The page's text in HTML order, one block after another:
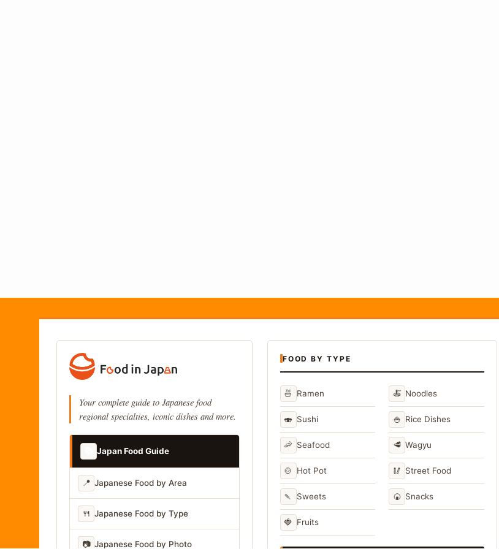
Your complete guide to Japanese food
regional specialties, iconic dishes and more.
Japan Food Guide
📍 Japanese Food by Area
🍴 Japanese Food by Type
📷 Japanese Food by Photo
FOOD BY TYPE
🍜 Ramen 🍝 Noodles
🍣 Sushi 🍚 Rice Dishes
🦐 Seafood 🥩 Wagyu
🍲 Hot Pot 🥢 Street Food
🍡 Sweets 🍘 Snacks
🍓 Fruits